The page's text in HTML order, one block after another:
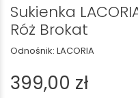
Sukienka
Róż Brokat
Odnośnik: LACORIA
399,00 zł